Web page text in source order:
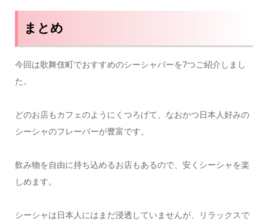
まとめ
今回は歌舞伎町でおすすめのシーシャバーを7つご紹介しまし
た。
どのお店もカフェのようにくつろげて、なおかつ日本人好みの
シーシャのフレーバーが豊富です。
飲み物を自由に持ち込めるお店もあるので、安くシーシャを楽
しめます。
シーシャは日本人にはまだ浸透していませんが、リラックスで